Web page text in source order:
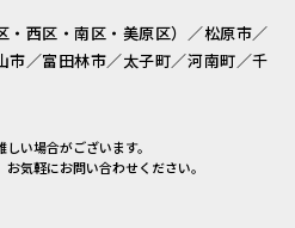
・西区・南区・美原区）／松原市／
市／富田林市／太子町／河南町／千
い場合がございます。
気軽にお問い合わせください。